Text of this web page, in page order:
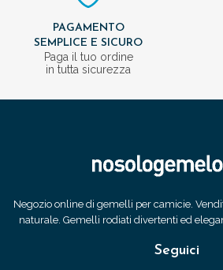
PAGAMENTO
SEMPLICE E SICURO
Paga il tuo ordine
in tutta sicurezza
Negozio online di gemelli per camicie.
naturale. Gemelli rodiati divertenti ed
Seguici